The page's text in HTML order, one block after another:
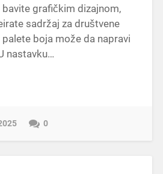
grafičkim dizajnom,
sadržaj za društvene
boja može da napravi
nastavku…
0